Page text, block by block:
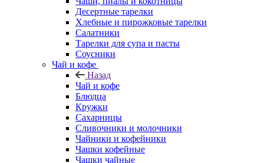
Десертные тарелки
Хлебные и пирожковые тарелки
Салатники
Тарелки для супа и пасты
Соусники
Чай и кофе
Назад
Чай и кофе
Блюдца
Кружки
Сахарницы
Сливочники и молочники
Чайники и кофейники
Чашки кофейные
Чашки чайные